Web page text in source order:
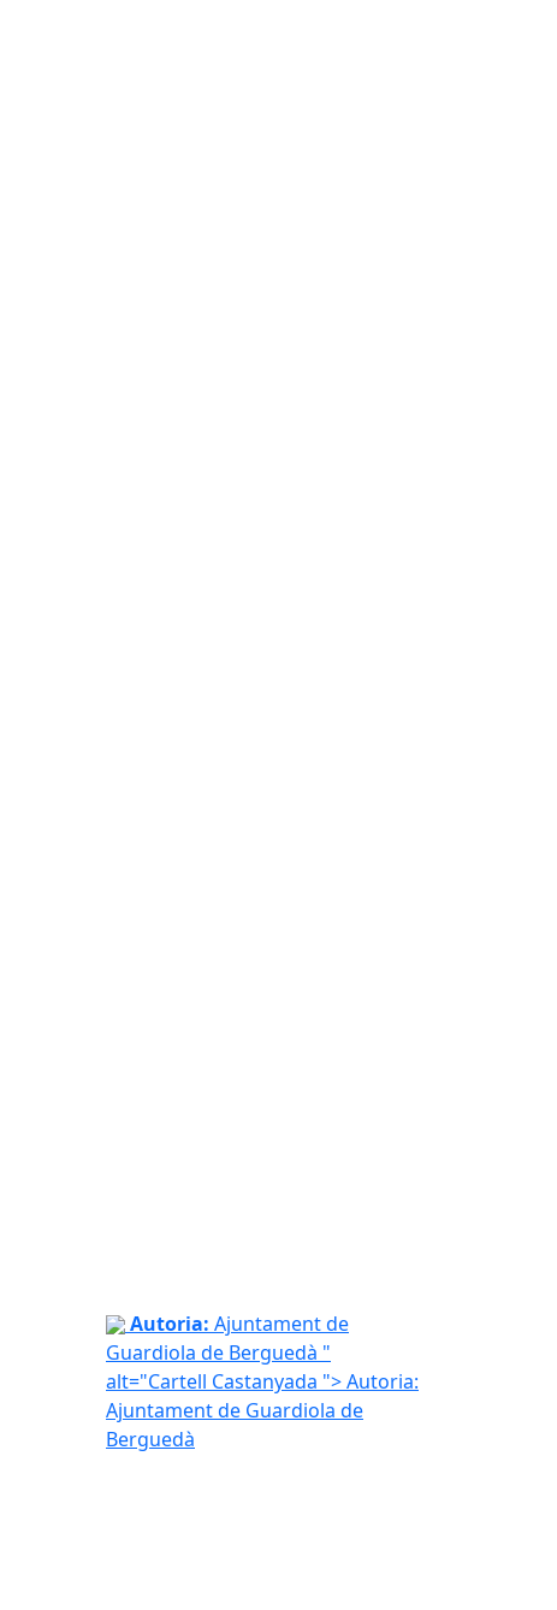
Cartell Castanyada
Autoria: Ajuntament de
Guardiola de Berguedà "
alt="Cartell Castanyada ">Autoria:
Ajuntament de Guardiola de
Berguedà